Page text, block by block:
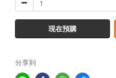
現在預購
分享到